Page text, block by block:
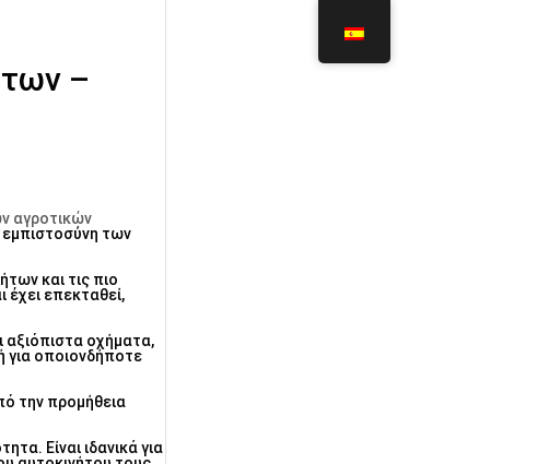
–
αγροτικών
εμπιστοσύνη των
και τις πιο
έχει επεκταθεί,
αξιόπιστα οχήματα,
για οποιονδήποτε
την προμήθεια
Είναι ιδανικά για